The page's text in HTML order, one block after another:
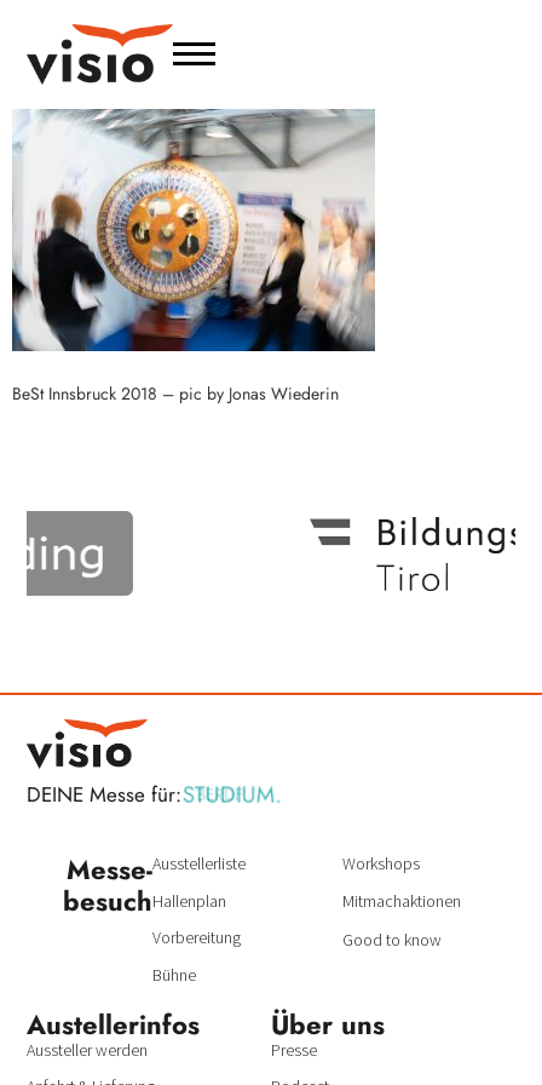
BeSt Innsbruck 2018 – pic by Jonas Wiederin
DEINE Messe für: BERUF.
STUDIUM.
Messe­
besuch
Ausstellerliste
Hallenplan
Vorbereitung
Bühne
Workshops
Mitmachaktionen
Good to know
Austeller­infos
Aussteller werden
Über uns
Presse